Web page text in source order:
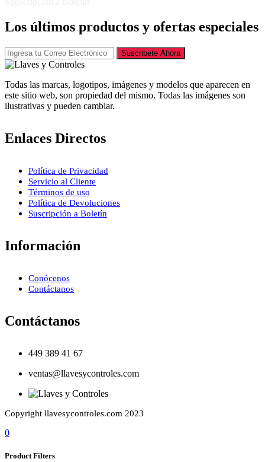
Los últimos productos y ofertas especiales
Suscribete Ahora
Todas las marcas, logotipos, imágenes y modelos que aparecen en
este sitio web, son propiedad del mismo. Todas las imágenes son
ilustrativas y pueden cambiar.
Enlaces Directos
Política de Privacidad
Servicio al Cliente
Términos de uso
Política de Devoluciones
Suscripción a Boletín
Información
Conócenos
Contáctanos
Contáctanos
449 389 41 67
ventas@llavesycontroles.com
Copyright llavesycontroles.com 2023
0
Product Filters